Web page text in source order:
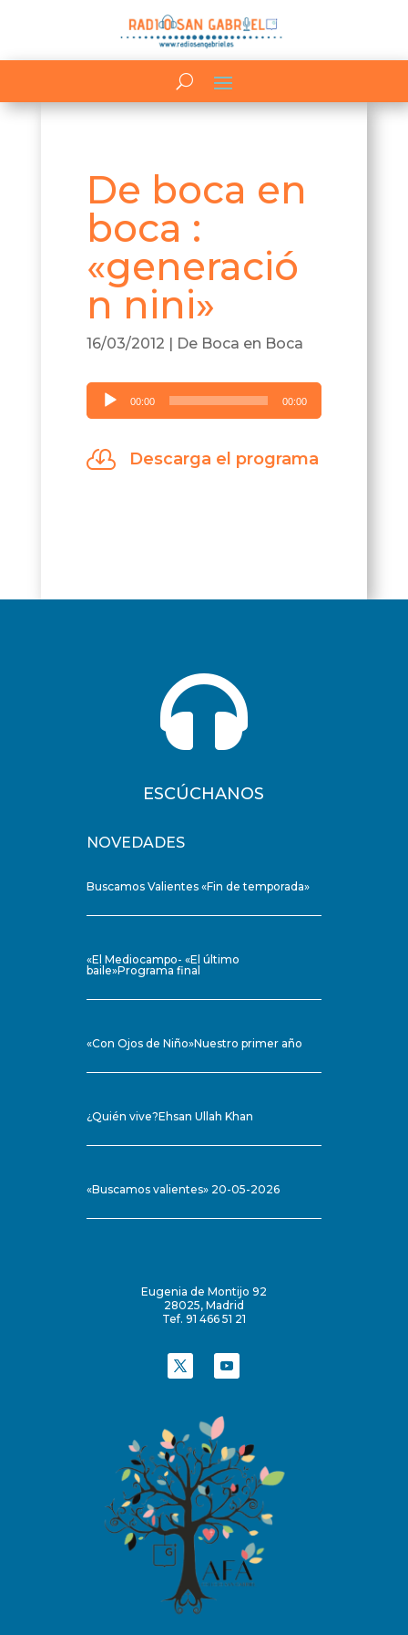
De boca en
boca :
«generació
n nini»
16/03/2012 | De Boca en Boca
Reproductor
de
00:00 00:00
 Descarga el programa

ESCÚCHANOS
NOVEDADES
Buscamos Valientes «Fin de temporada»
«El Mediocampo- «El último
baile»Programa final
«Con Ojos de Niño»Nuestro primer año
¿Quién vive?Ehsan Ullah Khan
«Buscamos valientes» 20-05-2026
Eugenia de Montijo 92
28025, Madrid
Tef. 91 466 51 21